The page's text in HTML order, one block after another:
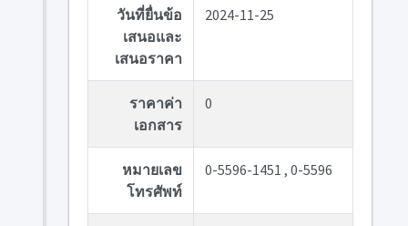
วันที่ยื่นข้อ
เสนอและ
เสนอราคา
2024-11-25
ราคาค่า
เอกสาร
0
หมายเลข
โทรศัพท์
0-5596-1451 , 0-5596